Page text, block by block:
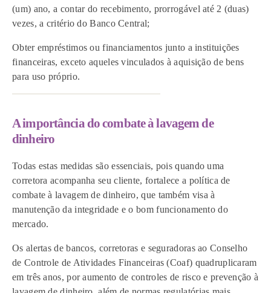
(um) ano, a contar do recebimento, prorrogável até 2 (duas)
vezes, a critério do Banco Central;
Obter empréstimos ou financiamentos junto a instituições
financeiras, exceto aqueles vinculados à aquisição de bens
para uso próprio.
A importância do combate à lavagem de
dinheiro
Todas estas medidas são essenciais, pois quando uma
corretora acompanha seu cliente, fortalece a política de
combate à lavagem de dinheiro, que também visa à
manutenção da integridade e o bom funcionamento do
mercado.
Os alertas de bancos, corretoras e seguradoras ao Conselho
de Controle de Atividades Financeiras (Coaf) quadruplicaram
em três anos, por aumento de controles de risco e prevenção à